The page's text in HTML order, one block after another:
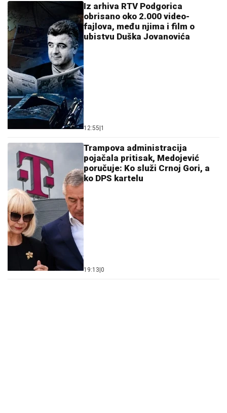
Iz arhiva RTV Podgorica
obrisano oko 2.000 video-
fajlova, među njima i film o
ubistvu Duška Jovanovića
12:55|1
Trampova administracija
pojačala pritisak, Medojević
poručuje: Ko služi Crnoj Gori, a
ko DPS kartelu
19:13|0